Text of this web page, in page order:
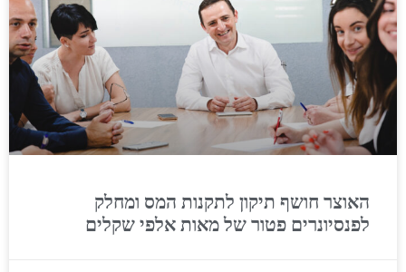
האוצר חושף תיקון לתקנות המס ומחלק
לפנסיונרים פטור של מאות אלפי שקלים